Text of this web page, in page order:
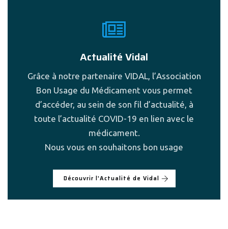
Actualité Vidal
Grâce à notre partenaire VIDAL, l’Association
Bon Usage du Médicament vous permet
d’accéder, au sein de son fil d’actualité, à
toute l’actualité COVID-19 en lien avec le
médicament.
Nous vous en souhaitons bon usage
Découvrir l'Actualité de Vidal